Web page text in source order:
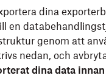
dina
en
genom att
nedan, och
dina data